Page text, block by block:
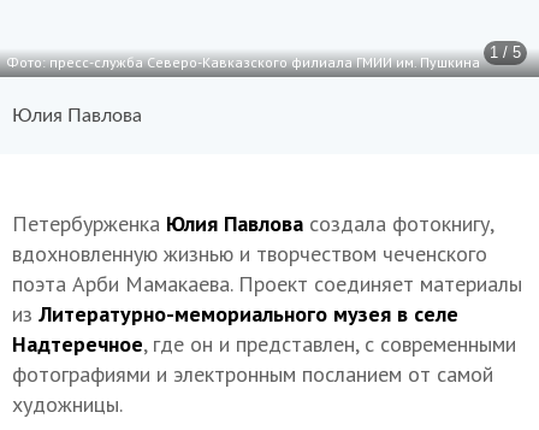
1 / 5
Фото: пресс-служба Северо-Кавказского филиала ГМИИ им. Пушкина
Юлия Павлова
Петербурженка Юлия Павлова создала фотокнигу,
вдохновленную жизнью и творчеством чеченского
поэта Арби Мамакаева. Проект соединяет материалы
из Литературно-мемориального музея в селе
Надтеречное, где он и представлен, с современными
фотографиями и электронным посланием от самой
художницы.